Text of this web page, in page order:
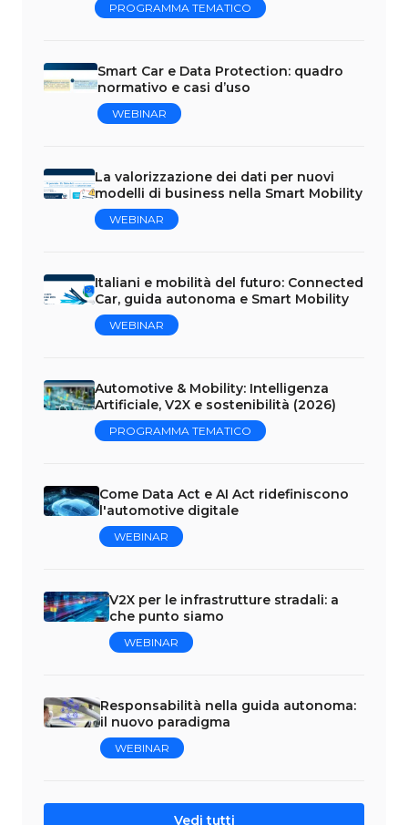
PROGRAMMA TEMATICO
Smart Car e Data Protection: quadro
normativo e casi d’uso
WEBINAR
La valorizzazione dei dati per nuovi
modelli di business nella Smart Mobility
WEBINAR
Italiani e mobilità del futuro: Connected
Car, guida autonoma e Smart Mobility
WEBINAR
Automotive & Mobility: Intelligenza
Artificiale, V2X e sostenibilità (2026)
PROGRAMMA TEMATICO
Come Data Act e AI Act ridefiniscono
l'automotive digitale
WEBINAR
V2X per le infrastrutture stradali: a
che punto siamo
WEBINAR
Responsabilità nella guida autonoma:
il nuovo paradigma
WEBINAR
Vedi tutti